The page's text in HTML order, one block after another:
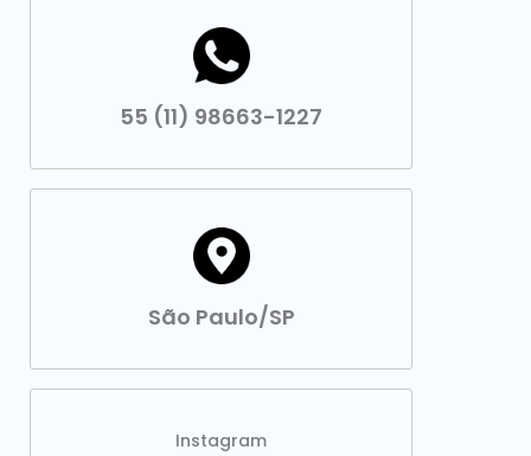
55 (11) 98663-1227
São Paulo/SP
Instagram